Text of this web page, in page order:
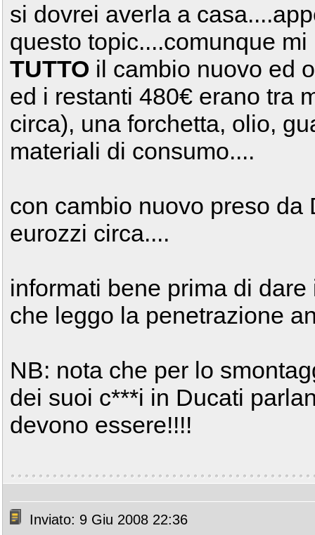
si dovrei averla a
questo topic....comunque
TUTTO il cambio nuovo ed
ed i restanti 480€ erano tra
circa), una forchetta, olio,
materiali di consumo....
con cambio nuovo preso da
eurozzi circa....
informati bene prima di
che leggo la penetrazione
NB: nota che per lo
dei suoi c***i in Ducati
devono essere!!!!
Inviato: 9 Giu 2008 22:36